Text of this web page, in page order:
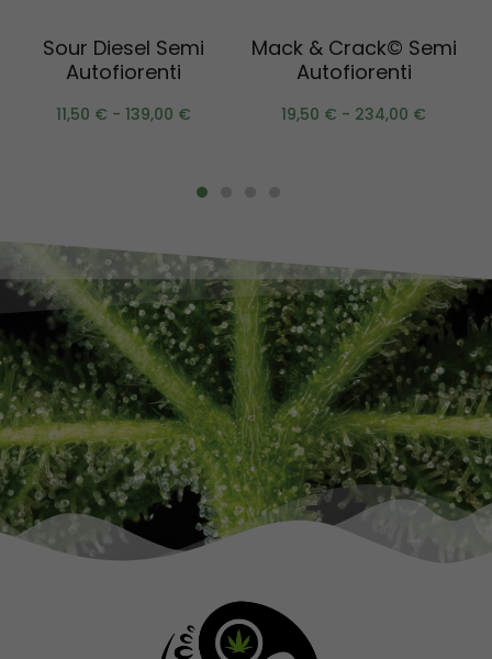
Sour Diesel Semi
Autofiorenti
11,50 € - 139,00 €
Mack & Crack© Semi
Autofiorenti
19,50 € - 234,00 €